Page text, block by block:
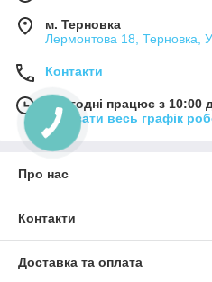
м. Терновка
Лермонтова 18, Терновка,
Контакти
Сьогодні працює з 10:00
Показати весь графік
Про нас
Контакти
Доставка та оплата